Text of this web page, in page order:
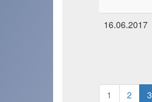
16.06.2017
1 2 3